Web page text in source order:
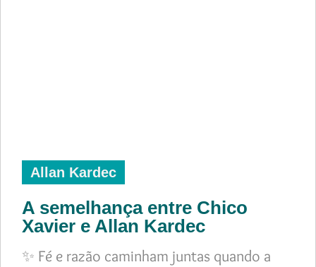
Allan Kardec
A semelhança entre Chico
Xavier e Allan Kardec
✨ Fé e razão caminham juntas quando a